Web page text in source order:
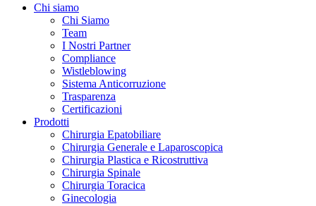
Chi siamo
Chi Siamo
Team
I Nostri Partner
Compliance
Wistleblowing
Sistema Anticorruzione
Trasparenza
Certificazioni
Prodotti
Chirurgia Epatobiliare
Chirurgia Generale e Laparoscopica
Chirurgia Plastica e Ricostruttiva
Chirurgia Spinale
Chirurgia Toracica
Ginecologia